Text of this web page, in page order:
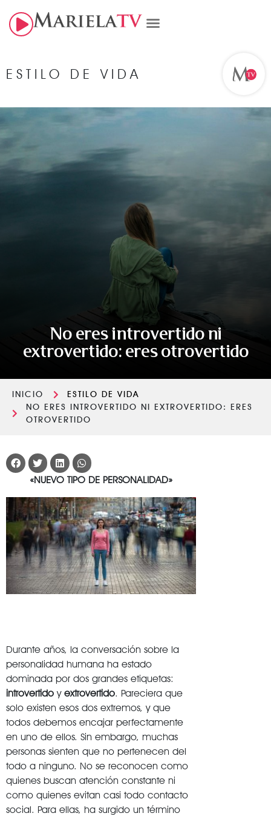
ESTILO DE VIDA
No eres introvertido ni
extrovertido: eres otrovertido
INICIO
ESTILO DE VIDA
NO ERES INTROVERTIDO NI EXTROVERTIDO: ERES
OTROVERTIDO
«NUEVO TIPO DE PERSONALIDAD»
Durante años, la conversación sobre la
personalidad humana ha estado
dominada por dos grandes etiquetas:
introvertido y extrovertido. Pareciera que
solo existen esos dos extremos, y que
todos debemos encajar perfectamente
en uno de ellos. Sin embargo, muchas
personas sienten que no pertenecen del
todo a ninguno. No se reconocen como
quienes buscan atención constante ni
como quienes evitan casi todo contacto
social. Para ellas, ha surgido un término